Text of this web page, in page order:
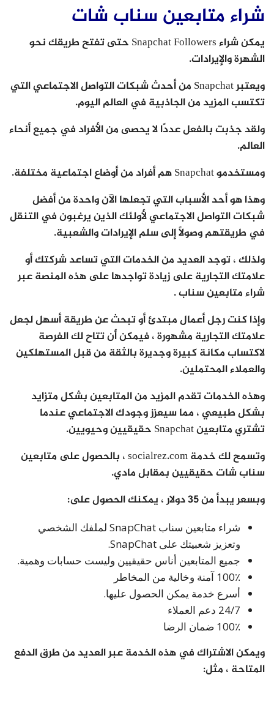
شراء متابعين سناب شات
يمكن شراء Snapchat Followers حتى تفتح طريقك نحو
الشهرة والإيرادات.
ويعتبر Snapchat من أحدث شبكات التواصل الاجتماعي التي
تكتسب المزيد من الجاذبية في العالم اليوم.
ولقد جذبت بالفعل عددًا لا يحصى من الأفراد في جميع أنحاء
العالم.
ومستخدمو Snapchat هم أفراد من أوضاع اجتماعية مختلفة.
وهذا هو أحد الأسباب التي تجعلها الآن واحدة من أفضل
شبكات التواصل الاجتماعي لأولئك الذين يرغبون في التنقل
في طريقتهم وصولاً إلى سلم الإيرادات والشعبية.
ولذلك ، توجد العديد من الخدمات التي تساعد شركتك أو
علامتك التجارية على زيادة تواجدها على هذه المنصة عبر
شراء متابعين سناب .
وإذا كنت رجل أعمال مبتدئ أو تبحث عن طريقة أسهل لجعل
علامتك التجارية مشهورة ، فيمكن أن تتاح لك الفرصة
لاكتساب مكانة كبيرة وجديرة بالثقة من قبل المستهلكين
والعملاء المحتملين.
وهذه الخدمات تقدم المزيد من المتابعين بشكل متزايد
بشكل طبيعي ، مما سيعزز وجودك الاجتماعي عندما
تشتري متابعين Snapchat حقيقيين وحيويين.
وتسمح لك خدمة socialrez.com ، بالحصول على متابعين
سناب شات حقيقيين بمقابل مادي.
وبسعر يبدأ من 35 دولار ، يمكنك الحصول على:
شراء متابعين سناب SnapChat لملفك الشخصي
وتعزيز شعبيتك على SnapChat.
جميع المتابعين أناس حقيقيين وليست حسابات وهمية.
100٪ آمنة وخالية من المخاطر
أسرع خدمة يمكن الحصول عليها.
24/7 دعم العملاء
100٪ ضمان الرضا
ويمكن الاشتراك في هذه الخدمة عبر العديد من طرق الدفع
المتاحة ، مثل: